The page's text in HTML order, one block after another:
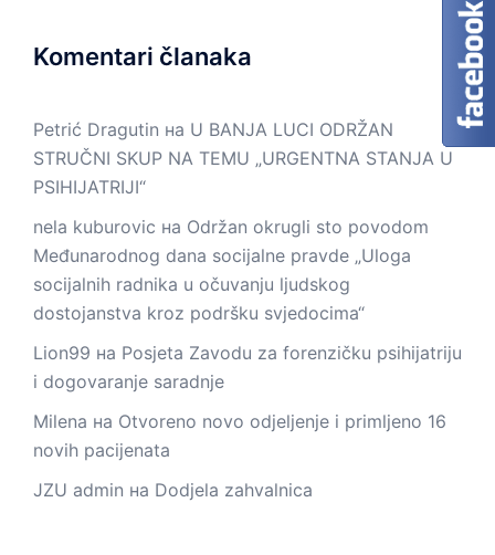
Komentari članaka
Petrić Dragutin на U BANJA LUCI ODRŽAN
STRUČNI SKUP NA TEMU „URGENTNA STANJA U
PSIHIJATRIJI“
nela kuburovic на Održan okrugli sto povodom
Međunarodnog dana socijalne pravde „Uloga
socijalnih radnika u očuvanju ljudskog
dostojanstva kroz podršku svjedocima“
Lion99 на Posjeta Zavodu za forenzičku psihijatriju
i dogovaranje saradnje
Milena на Otvoreno novo odjeljenje i primljeno 16
novih pacijenata
JZU admin на Dodjela zahvalnica